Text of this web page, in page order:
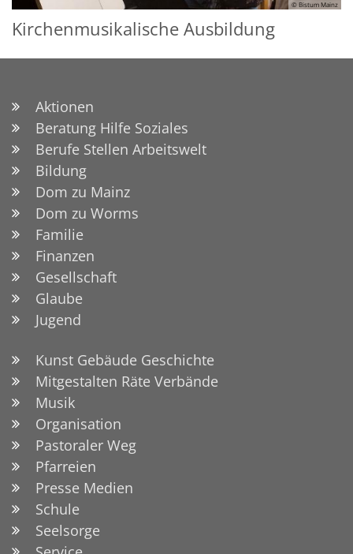
© Bistum Mainz
Kirchenmusikalische Ausbildung
Aktionen
Beratung Hilfe Soziales
Berufe Stellen Arbeitswelt
Bildung
Dom zu Mainz
Dom zu Worms
Familie
Finanzen
Gesellschaft
Glaube
Jugend
Kunst Gebäude Geschichte
Mitgestalten Räte Verbände
Musik
Organisation
Pastoraler Weg
Pfarreien
Presse Medien
Schule
Seelsorge